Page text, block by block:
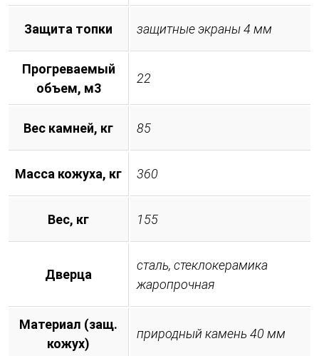
Защита топки защитные экраны 4 мм
Прогреваемый
объем, м3
22
Вес камней, кг 85
Масса кожуха, кг 360
Вес, кг 155
Дверца
сталь, стеклокерамика
жаропрочная
Материал (защ.
кожух)
природный камень 40 мм